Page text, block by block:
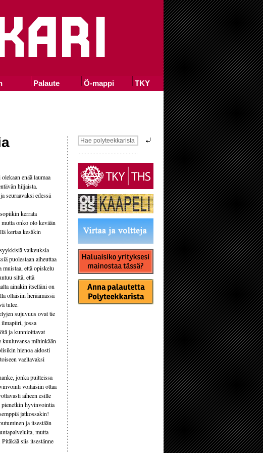
Palaute Ö-mappi TKY
enää laumaa
hiljaista.
seuraavaksi edessä
kerrata
onko olo kevään
kertaa kesäkin
vaikeuksia
puolestaan aiheuttaa
muistaa, että opiskelu
siltä, että
ainakin itselläni on
oltaisiin heräämässä
tulee.
sujuvuus ovat tie
ilmapiiri, jossa
ja kunnioittavat
kuuluvansa mihinkään
hienoa aidosti
vaeltavaksi
jonka puitteissa
voitaisiin ottaa
aiheen esille
pienetkin hyvinvointia
jatkossakin!
ja itsestään
mutta
siis itsestänne